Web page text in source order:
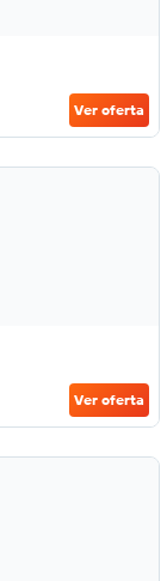
Ver oferta
Ver oferta